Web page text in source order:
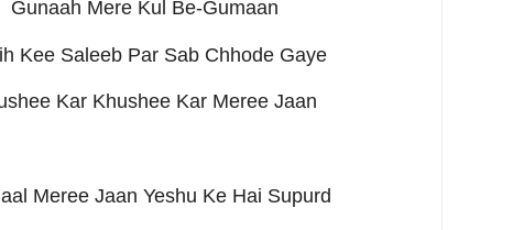
Gunaah Mere Kul Be-Gumaan
Kee Saleeb Par Sab Chhode Gaye
Kar Khushee Kar Meree Jaan
Meree Jaan Yeshu Ke Hai Supurd